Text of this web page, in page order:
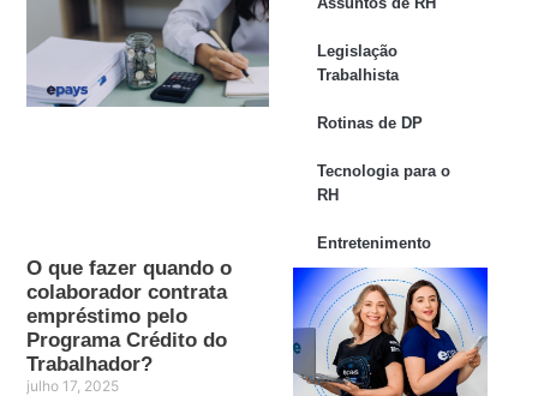
O que fazer quando o
colaborador contrata
empréstimo pelo
Programa Crédito do
Trabalhador?
julho 17, 2025
Legislação
Trabalhista
Rotinas de DP
Tecnologia para o
RH
Entretenimento